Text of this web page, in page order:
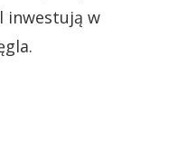
inwestują w